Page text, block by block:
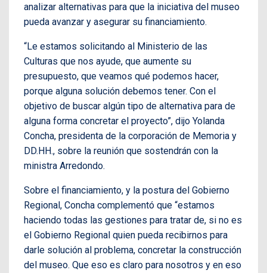
analizar alternativas para que la iniciativa del museo
pueda avanzar y asegurar su financiamiento.
“Le estamos solicitando al Ministerio de las
Culturas que nos ayude, que aumente su
presupuesto, que veamos qué podemos hacer,
porque alguna solución debemos tener. Con el
objetivo de buscar algún tipo de alternativa para de
alguna forma concretar el proyecto”, dijo Yolanda
Concha, presidenta de la corporación de Memoria y
DD.HH., sobre la reunión que sostendrán con la
ministra Arredondo.
Sobre el financiamiento, y la postura del Gobierno
Regional, Concha complementó que “estamos
haciendo todas las gestiones para tratar de, si no es
el Gobierno Regional quien pueda recibirnos para
darle solución al problema, concretar la construcción
del museo. Que eso es claro para nosotros y en eso